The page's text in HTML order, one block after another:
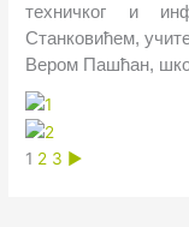
техничког и
Станковићем,
Вером Пашћан,
1 2 3 ►